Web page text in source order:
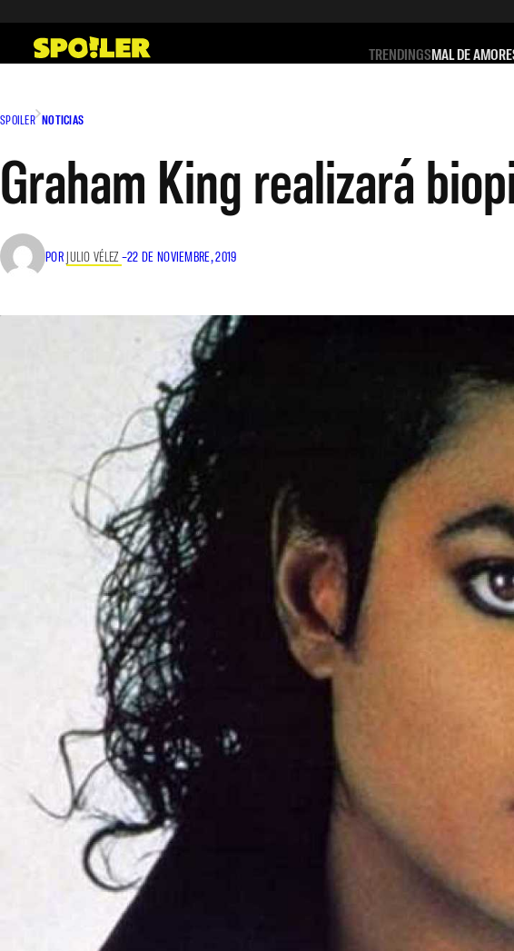
contenido
TRENDINGSMAL DE
SPOILER NOTICIAS
Graham King realizará
POR JULIO VÉLEZ –22 DE NOVIEMBRE, 2019